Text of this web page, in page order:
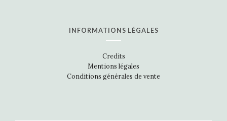
INFORMATIONS LÉGALES
Credits
Mentions légales
Conditions générales de vente